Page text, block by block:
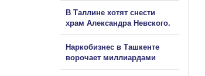
В Таллине хотят снести
храм Александра Невского.
Наркобизнес в Ташкенте
ворочает миллиардами